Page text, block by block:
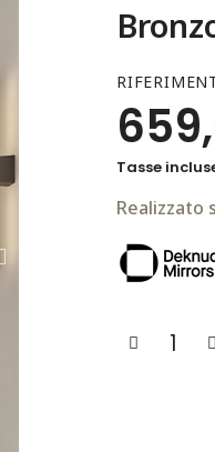
Tasse
Realizzato